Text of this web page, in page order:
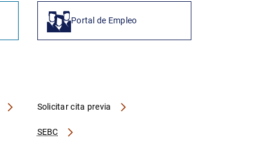
Portal de Empleo
SEBC
Solicitar cita previa